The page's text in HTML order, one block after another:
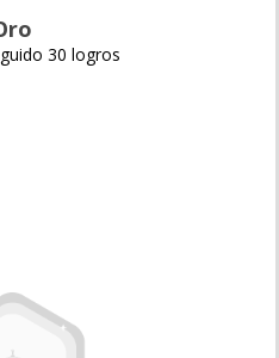
30 logros